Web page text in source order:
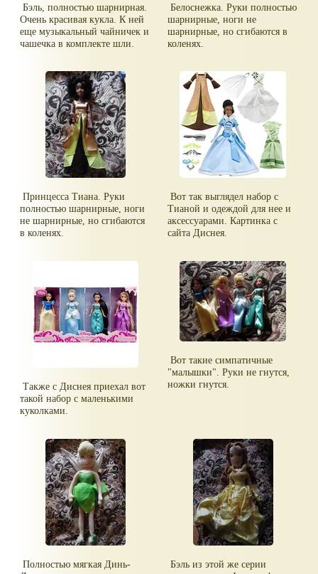
Бэль, полностью шарнирная.
Очень красивая кукла. К ней
еще музыкальный чайничек и
чашечка в комплекте шли.
Белоснежка. Руки полностью
шарнирные, ноги не
шарнирные, но сгибаются в
коленях.
Принцесса Тиана. Руки
полностью шарнирные, ноги
не шарнирные, но сгибаются
в коленях.
Вот так выглядел набор с
Тианой и одеждой для нее и
аксессуарами. Картинка с
сайта Диснея.
Также с Диснея приехал вот
такой набор с маленькими
куколками.
Вот такие симпатичные
"малышки". Руки не гнутся,
ножки гнутся.
Полностью мягкая Динь-
Бэль из этой же серии